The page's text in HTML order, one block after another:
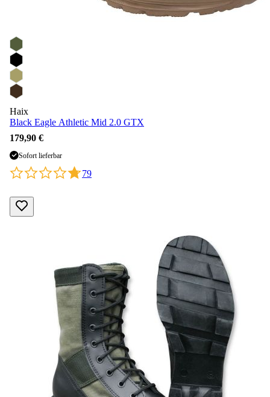
Haix
Black Eagle Athletic Mid 2.0 GTX
179,90 €
Sofort lieferbar
79